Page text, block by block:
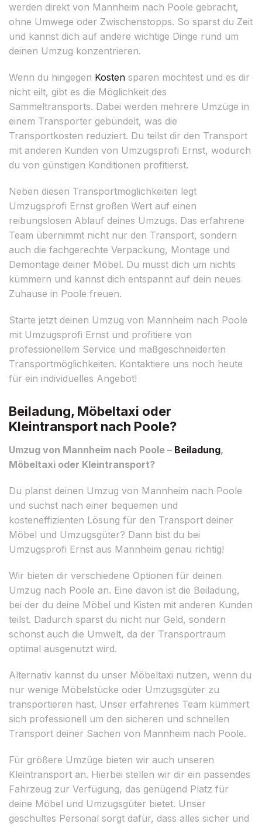
werden direkt von Mannheim nach Poole gebracht,
ohne Umwege oder Zwischenstopps. So sparst du Zeit
und kannst dich auf andere wichtige Dinge rund um
deinen Umzug konzentrieren.
Wenn du hingegen Kosten sparen möchtest und es dir
nicht eilt, gibt es die Möglichkeit des
Sammeltransports. Dabei werden mehrere Umzüge in
einem Transporter gebündelt, was die
Transportkosten reduziert. Du teilst dir den Transport
mit anderen Kunden von Umzugsprofi Ernst, wodurch
du von günstigen Konditionen profitierst.
Neben diesen Transportmöglichkeiten legt
Umzugsprofi Ernst großen Wert auf einen
reibungslosen Ablauf deines Umzugs. Das erfahrene
Team übernimmt nicht nur den Transport, sondern
auch die fachgerechte Verpackung, Montage und
Demontage deiner Möbel. Du musst dich um nichts
kümmern und kannst dich entspannt auf dein neues
Zuhause in Poole freuen.
Starte jetzt deinen Umzug von Mannheim nach Poole
mit Umzugsprofi Ernst und profitiere von
professionellem Service und maßgeschneiderten
Transportmöglichkeiten. Kontaktiere uns noch heute
für ein individuelles Angebot!
Beiladung, Möbeltaxi oder
Kleintransport nach Poole?
Umzug von Mannheim nach Poole – Beiladung,
Möbeltaxi oder Kleintransport?
Du planst deinen Umzug von Mannheim nach Poole
und suchst nach einer bequemen und
kosteneffizienten Lösung für den Transport deiner
Möbel und Umzugsgüter? Dann bist du bei
Umzugsprofi Ernst aus Mannheim genau richtig!
Wir bieten dir verschiedene Optionen für deinen
Umzug nach Poole an. Eine davon ist die Beiladung,
bei der du deine Möbel und Kisten mit anderen Kunden
teilst. Dadurch sparst du nicht nur Geld, sondern
schonst auch die Umwelt, da der Transportraum
optimal ausgenutzt wird.
Alternativ kannst du unser Möbeltaxi nutzen, wenn du
nur wenige Möbelstücke oder Umzugsgüter zu
transportieren hast. Unser erfahrenes Team kümmert
sich professionell um den sicheren und schnellen
Transport deiner Sachen von Mannheim nach Poole.
Für größere Umzüge bieten wir auch unseren
Kleintransport an. Hierbei stellen wir dir ein passendes
Fahrzeug zur Verfügung, das genügend Platz für
deine Möbel und Umzugsgüter bietet. Unser
geschultes Personal sorgt dafür, dass alles sicher und